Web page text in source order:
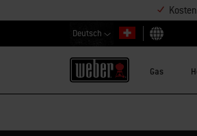
Deutsch
Land auswählen
Gas